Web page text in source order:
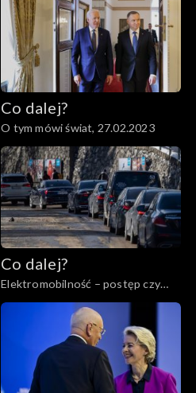
Co dalej?
O tym mówi świat, 27.02.2023
Co dalej?
Elektromobilność – postęp czy
regres?, 14.02.2023